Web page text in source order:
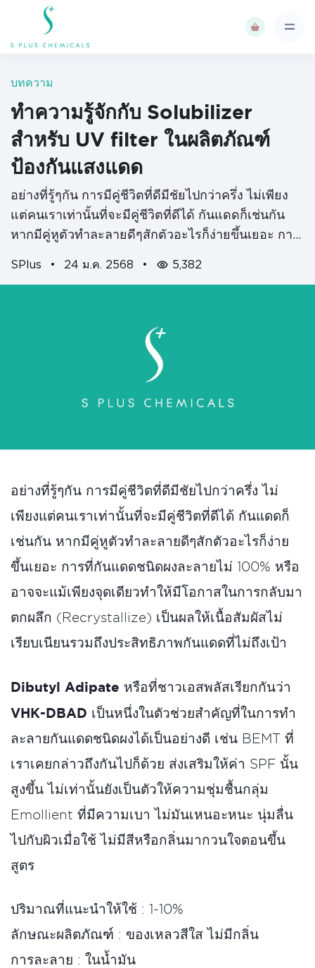
บทความ
ทำความรู้จักกับ Solubilizer
สำหรับ UV filter ในผลิตภัณฑ์
ป้องกันแสงแดด
อย่างที่รู้ๆกัน การมีคู่ชีวิตที่ดีมีชัยไปกว่าครึ่ง ไม่เพียง
แต่คนเราเท่านั้นที่จะมีคู่ชีวิตที่ดีได้ กันแดดก็เช่นกัน
หากมีคู่หูตัวทำละลายดีๆสักตัวอะไรก็ง่ายขึ้นเยอะ การ
SPlus • 24 ม.ค. 2568 • 5,382
อย่างที่รู้ๆกัน การมีคู่ชีวิตที่ดีมีชัยไปกว่าครึ่ง ไม่
เพียงแต่คนเราเท่านั้นที่จะมีคู่ชีวิตที่ดีได้ กันแดดก็
เช่นกัน หากมีคู่หูตัวทำละลายดีๆสักตัวอะไรก็ง่าย
ขึ้นเยอะ การที่กันแดดชนิดผงละลายไม่ 100% หรือ
อาจจะแม้เพียงจุดเดียวทำให้มีโอกาสในการกลับมา
ตกผลึก (Recrystallize) เป็นผลให้เนื้อสัมผัสไม่
เรียบเนียนรวมถึงประสิทธิภาพกันแดดที่ไม่ถึงเป้า
Dibutyl Adipate หรือที่ชาวเอสพลัสเรียกกันว่า
VHK-DBAD เป็นหนึ่งในตัวช่วยสำคัญที่ในการทำ
ละลายกันแดดชนิดผงได้เป็นอย่างดี เช่น BEMT ที่
เราเคยกล่าวถึงกันไปก็ด้วย ส่งเสริมให้ค่า SPF นั้น
สูงขึ้น ไม่เท่านั้นยังเป็นตัวให้ความชุ่มชื้นกลุ่ม
Emollient ที่มีความเบา ไม่มันเหนอะหนะ นุ่มลื่น
ไปกับผิวเมื่อใช้ ไม่มีสีหรือกลิ่นมากวนใจตอนขึ้น
สูตร
ปริมาณที่แนะนำให้ใช้ : 1-10%
ลักษณะผลิตภัณฑ์ : ของเหลวสีใส ไม่มีกลิ่น
การละลาย : ในน้ำมัน